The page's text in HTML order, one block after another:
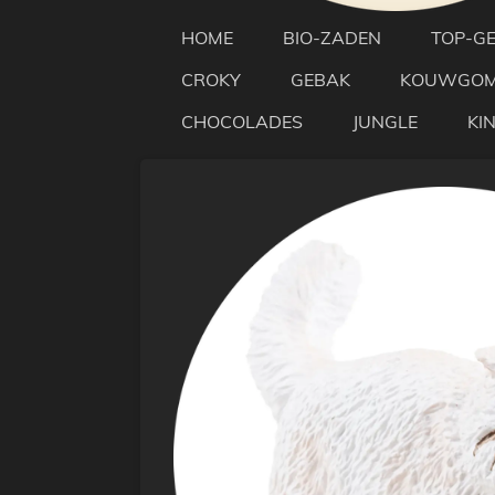
HOME BIO-ZADEN TOP-
CROKY
GEBAK
CHOCOLADES
JUNGLE